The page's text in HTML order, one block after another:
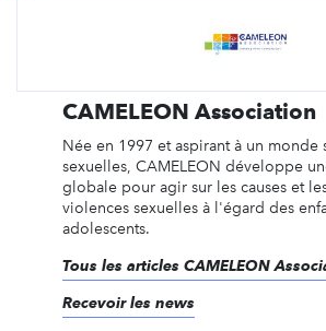
CAMELEON Association
Née en 1997 et aspirant à un monde
sexuelles, CAMELEON développe
globale pour agir sur les causes et
violences sexuelles à l'égard des
adolescents.
Tous les articles CAMELEON
Recevoir les news